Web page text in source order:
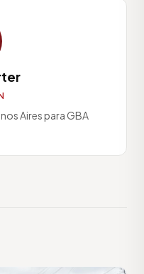
Aires para GBA